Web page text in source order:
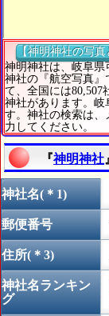
【神明神社の写真
神明神社は、岐阜県
神社の『航空写真』
て、全国には80,507
神社があります。岐
す。神社の検索は、
力してください。
『神明神社
神社名(＊1)
郵便番号
住所(＊3)
神社名ランキン
グ